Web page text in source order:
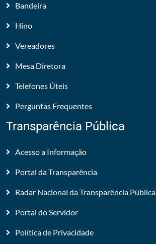
Bandeira
Hino
Vereadores
Mesa Diretora
Telefones Úteis
Perguntas Frequentes
Transparência Pública
Acesso a Informação
Portal da Transparência
Radar Nacional da Transparência Pública
Portal do Servidor
Política de Privacidade